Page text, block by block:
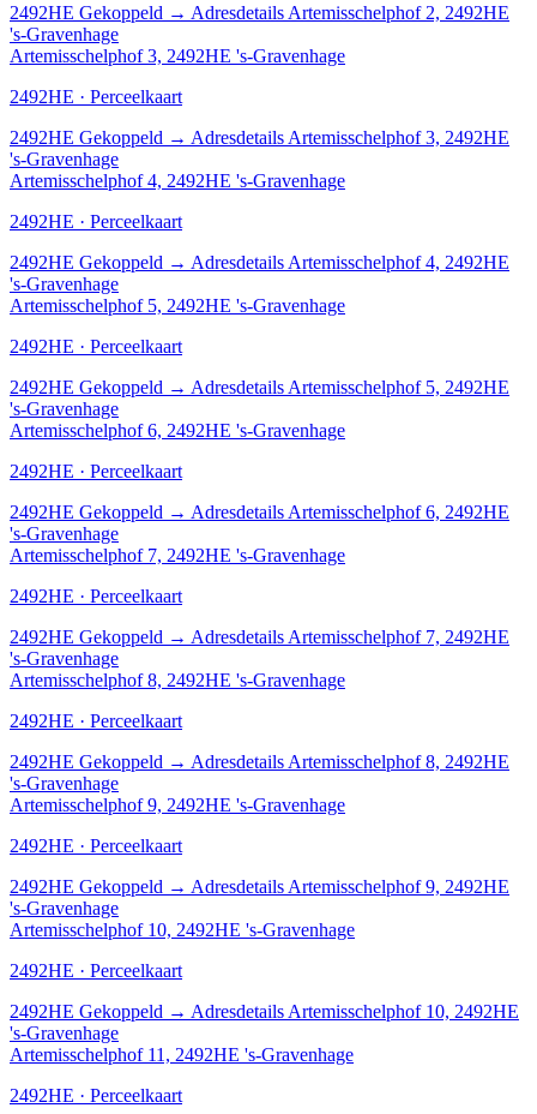
2492HE Gekoppeld → Adresdetails Artemisschelphof 2, 2492HE
's-Gravenhage
Artemisschelphof 3, 2492HE 's-Gravenhage
2492HE · Perceelkaart
2492HE Gekoppeld → Adresdetails Artemisschelphof 3, 2492HE
's-Gravenhage
Artemisschelphof 4, 2492HE 's-Gravenhage
2492HE · Perceelkaart
2492HE Gekoppeld → Adresdetails Artemisschelphof 4, 2492HE
's-Gravenhage
Artemisschelphof 5, 2492HE 's-Gravenhage
2492HE · Perceelkaart
2492HE Gekoppeld → Adresdetails Artemisschelphof 5, 2492HE
's-Gravenhage
Artemisschelphof 6, 2492HE 's-Gravenhage
2492HE · Perceelkaart
2492HE Gekoppeld → Adresdetails Artemisschelphof 6, 2492HE
's-Gravenhage
Artemisschelphof 7, 2492HE 's-Gravenhage
2492HE · Perceelkaart
2492HE Gekoppeld → Adresdetails Artemisschelphof 7, 2492HE
's-Gravenhage
Artemisschelphof 8, 2492HE 's-Gravenhage
2492HE · Perceelkaart
2492HE Gekoppeld → Adresdetails Artemisschelphof 8, 2492HE
's-Gravenhage
Artemisschelphof 9, 2492HE 's-Gravenhage
2492HE · Perceelkaart
2492HE Gekoppeld → Adresdetails Artemisschelphof 9, 2492HE
's-Gravenhage
Artemisschelphof 10, 2492HE 's-Gravenhage
2492HE · Perceelkaart
2492HE Gekoppeld → Adresdetails Artemisschelphof 10, 2492HE
's-Gravenhage
Artemisschelphof 11, 2492HE 's-Gravenhage
2492HE · Perceelkaart